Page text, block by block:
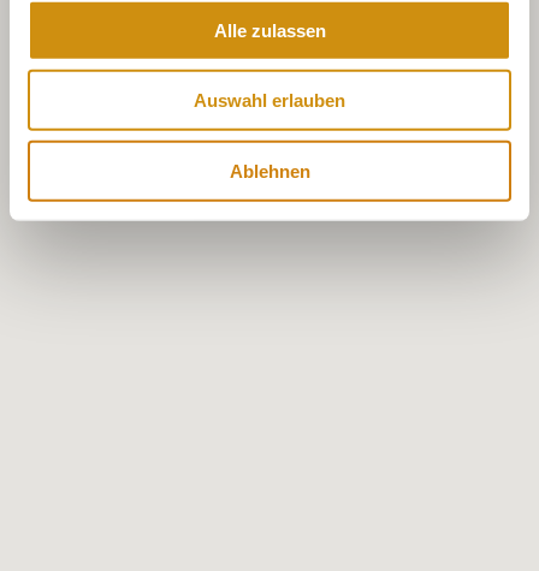
Alle zulassen
Auswahl erlauben
Ablehnen